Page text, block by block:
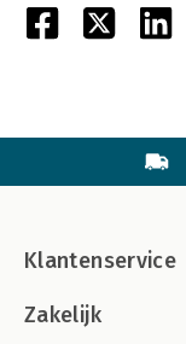
Klantenservice
Zakelijk